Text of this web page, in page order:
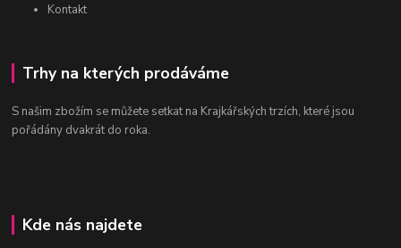
Kontakt
Trhy na kterých prodáváme
S našim zbožím se můžete setkat na Krajkářských trzích, které jsou
pořádány dvakrát do roka.
Kde nás najdete